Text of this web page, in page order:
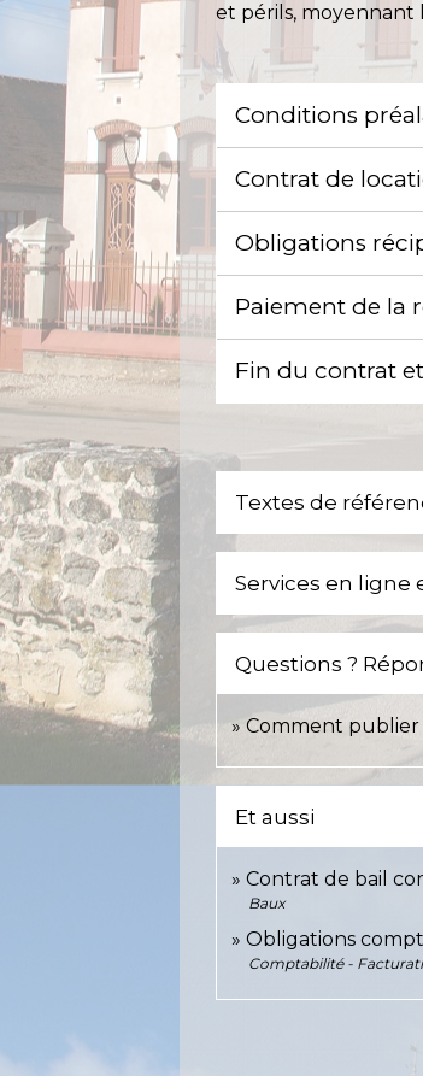
et périls,
Conditions
Contrat de
Obligations
Paiement de la
Fin du contrat
Textes de
Services en ligne
Questions ?
Comment publier
Et aussi
Contrat de bail
Baux
Obligations
Comptabilité -